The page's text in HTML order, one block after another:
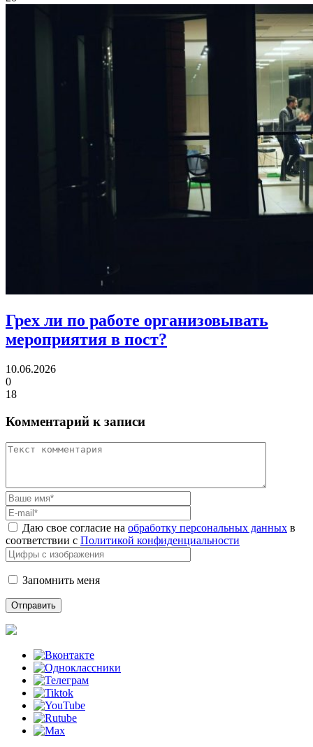
Грех ли по работе организовывать
мероприятия в пост?
10.06.2026
0
18
Комментарий к записи
Даю свое согласие на обработку персональных данных в
соответствии с Политикой конфиденциальности
Запомнить меня